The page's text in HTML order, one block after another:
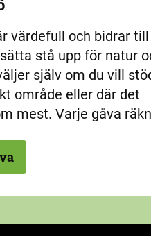
värdefull och bidrar
stå upp för natur
själv om du vill
område eller där det
mest. Varje gåva